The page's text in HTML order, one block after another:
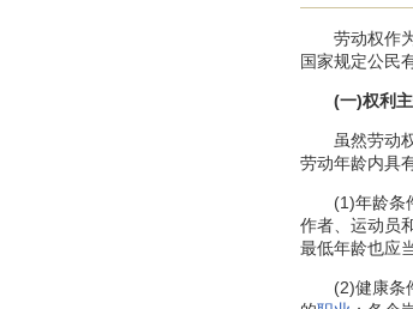
劳动权作
国家规定公民
(一)权利
虽然劳动权
劳动年龄内具
(1)年龄条件
作者、运动员
最低年龄也应
(2)健康条件